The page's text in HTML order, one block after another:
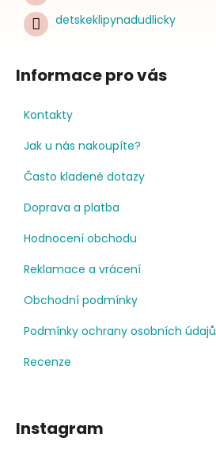
detskeklipynadudlicky
Informace pro vás
Kontakty
Jak u nás nakoupíte?
Často kladené dotazy
Doprava a platba
Hodnocení obchodu
Reklamace a vrácení
Obchodní podmínky
Podmínky ochrany osobních údajů
Recenze
Instagram